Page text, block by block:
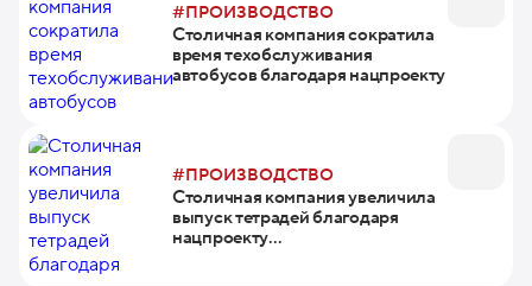
#ПРОИЗВОДСТВО
Столичная компания сократила
время техобслуживания
автобусов благодаря нацпроекту
#ПРОИЗВОДСТВО
Столичная компания увеличила
выпуск тетрадей благодаря
нацпроекту